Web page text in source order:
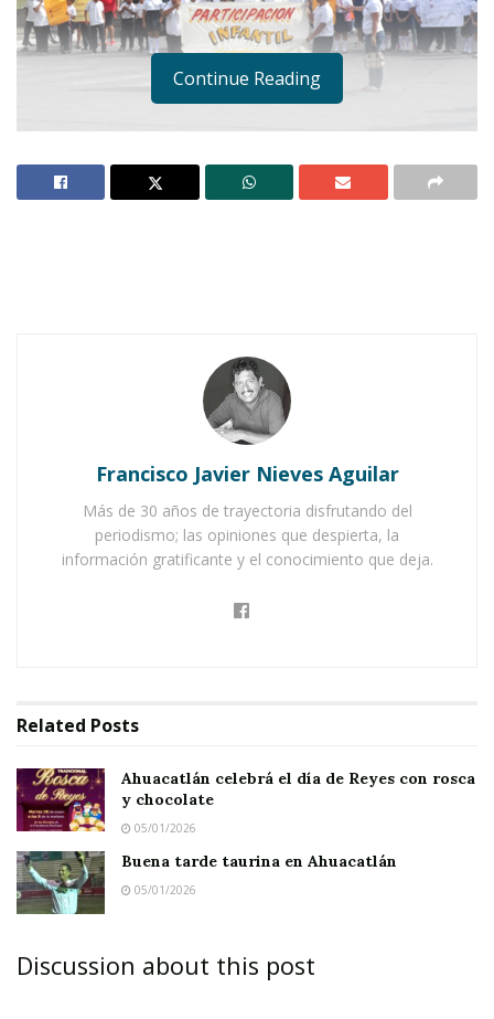
Ahuacatlán celebrá el día de Reyes con rosca y
Buena tarde taurina en Ahuacatlán
Continue Reading
Francisco Javier Nieves Aguilar
Más de 30 años de trayectoria disfrutando del
periodismo; las opiniones que despierta, la
información gratificante y el conocimiento que deja.
Related Posts
Ahuacatlán celebrá el día de Reyes con rosca
y chocolate
05/01/2026
Buena tarde taurina en Ahuacatlán
05/01/2026
Discussion about this post